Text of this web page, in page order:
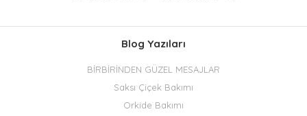
Blog Yazıları
BİRBİRİNDEN GÜZEL MESAJLAR
Saksı Çiçek Bakımı
Orkide Bakımı